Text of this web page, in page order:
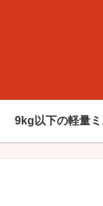
9kg以下の軽量